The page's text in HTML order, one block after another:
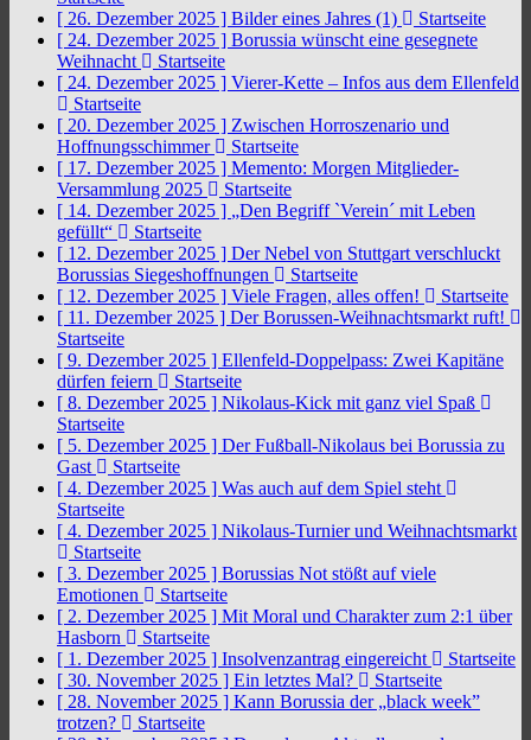
[ 26. Dezember 2025 ] Bilder eines Jahres (1)
Startseite
[ 24. Dezember 2025 ] Borussia wünscht eine gesegnete
Weihnacht
Startseite
[ 24. Dezember 2025 ] Vierer-Kette – Infos aus dem Ellenfeld
Startseite
[ 20. Dezember 2025 ] Zwischen Horroszenario und
Hoffnungsschimmer
Startseite
[ 17. Dezember 2025 ] Memento: Morgen Mitglieder-
Versammlung 2025
Startseite
[ 14. Dezember 2025 ] „Den Begriff `Verein´ mit Leben
gefüllt“
Startseite
[ 12. Dezember 2025 ] Der Nebel von Stuttgart verschluckt
Borussias Siegeshoffnungen
Startseite
[ 12. Dezember 2025 ] Viele Fragen, alles offen!
Startseite
[ 11. Dezember 2025 ] Der Borussen-Weihnachtsmarkt ruft!
Startseite
[ 9. Dezember 2025 ] Ellenfeld-Doppelpass: Zwei Kapitäne
dürfen feiern
Startseite
[ 8. Dezember 2025 ] Nikolaus-Kick mit ganz viel Spaß
Startseite
[ 5. Dezember 2025 ] Der Fußball-Nikolaus bei Borussia zu
Gast
Startseite
[ 4. Dezember 2025 ] Was auch auf dem Spiel steht
Startseite
[ 4. Dezember 2025 ] Nikolaus-Turnier und Weihnachtsmarkt
Startseite
[ 3. Dezember 2025 ] Borussias Not stößt auf viele
Emotionen
Startseite
[ 2. Dezember 2025 ] Mit Moral und Charakter zum 2:1 über
Hasborn
Startseite
[ 1. Dezember 2025 ] Insolvenzantrag eingereicht
Startseite
[ 30. November 2025 ] Ein letztes Mal?
Startseite
[ 28. November 2025 ] Kann Borussia der „black week”
trotzen?
Startseite